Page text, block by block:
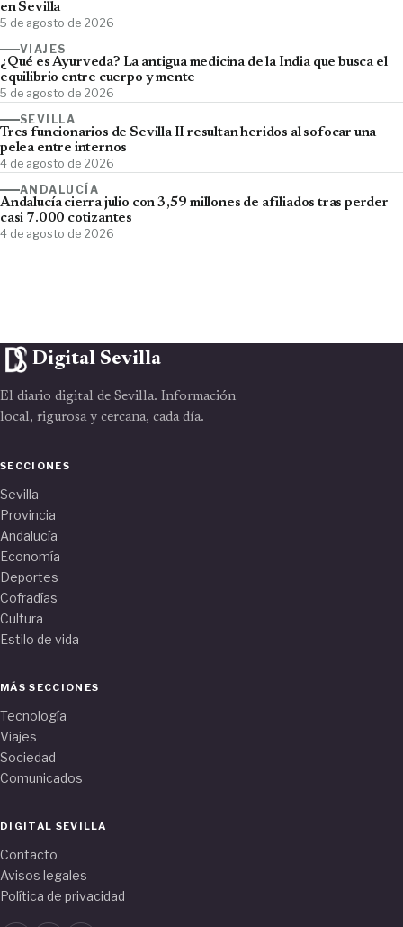
en Sevilla
5 de agosto de 2026
VIAJES
¿Qué es Ayurveda? La antigua medicina de la India que busca el
equilibrio entre cuerpo y mente
5 de agosto de 2026
SEVILLA
Tres funcionarios de Sevilla II resultan heridos al sofocar una
pelea entre internos
4 de agosto de 2026
ANDALUCÍA
Andalucía cierra julio con 3,59 millones de afiliados tras perder
casi 7.000 cotizantes
4 de agosto de 2026
Digital Sevilla
El diario digital de Sevilla. Información
local, rigurosa y cercana, cada día.
SECCIONES
Sevilla
Provincia
Andalucía
Economía
Deportes
Cofradías
Cultura
Estilo de vida
MÁS SECCIONES
Tecnología
Viajes
Sociedad
Comunicados
DIGITAL SEVILLA
Contacto
Avisos legales
Política de privacidad